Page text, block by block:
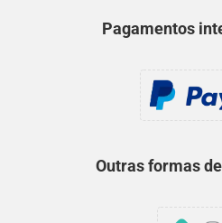
Pagamentos
Outras formas